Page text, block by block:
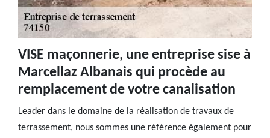
VISE maçonnerie, une entreprise sise à
Marcellaz Albanais qui procède au
remplacement de votre canalisation
Leader dans le domaine de la réalisation de travaux de
terrassement, nous sommes une référence également pour